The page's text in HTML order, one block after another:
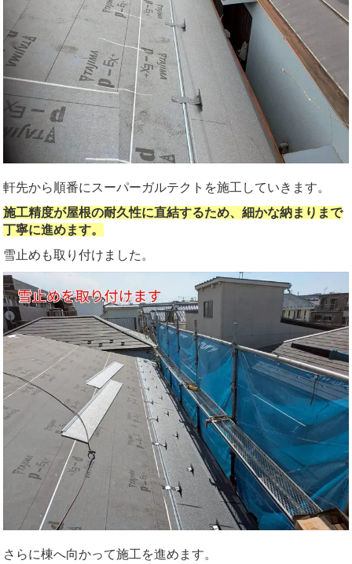
軒先から順番にスーパーガルテクトを施工していきます。
施工精度が屋根の耐久性に直結するため、細かな納まりまで
丁寧に進めます。
雪止めも取り付けました。
さらに棟へ向かって施工を進めます。